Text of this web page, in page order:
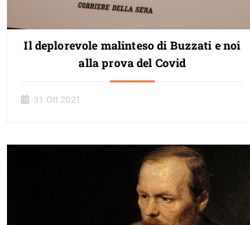
Il deplorevole malinteso di Buzzati e noi
alla prova del Covid
31 Ott 2021